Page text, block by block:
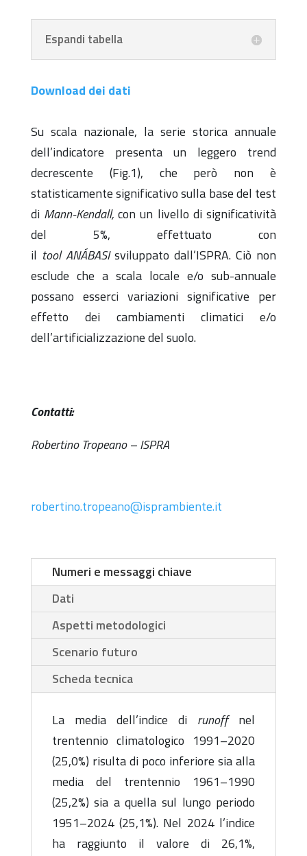
Espandi tabella
Download dei dati
Su scala nazionale, la serie storica annuale
dell’indicatore presenta un leggero trend
decrescente (Fig.1), che però non è
statisticamente significativo sulla base del test
di Mann-Kendall,con un livello di significatività
del 5%, effettuato con
il tool ANÁBASIsviluppato dall’ISPRA. Ciò non
esclude che a scala locale e/o sub-annuale
possano esserci variazioni significative per
effetto dei cambiamenti climatici e/o
dell’artificializzazione del suolo.
Contatti:
Robertino Tropeano – ISPRA
robertino.tropeano@isprambiente.it
Numeri e messaggi chiave
Dati
Aspetti metodologici
Scenario futuro
Scheda tecnica
La media dell’indice di runoffnel
trentennio climatologico 1991–2020
(25,0%) risulta di poco inferiore sia alla
media del trentennio 1961–1990
(25,2%) sia a quella sul lungo periodo
1951–2024 (25,1%). Nel 2024 l’indice
ha raggiunto il valore di 26,1%,